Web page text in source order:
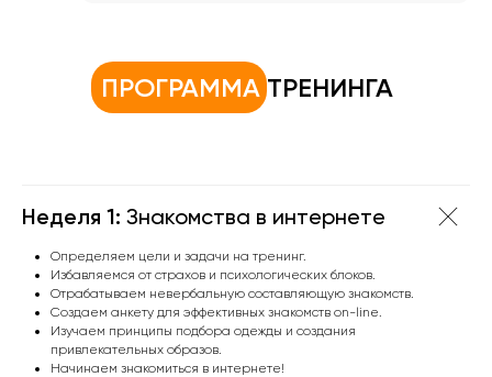
ПРОГРАММАТРЕНИНГА
Неделя 1: Знакомства в интернете
Определяем цели и задачи на тренинг.
Избавляемся от страхов и психологических блоков.
Отрабатываем невербальную составляющую знакомств.
Создаем анкету для эффективных знакомств on-line.
Изучаем принципы подбора одежды и создания
привлекательных образов.
Начинаем знакомиться в интернете!